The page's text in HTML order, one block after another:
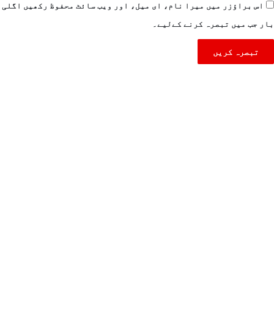
اس براؤزر میں میرا نام، ای میل، اور ویب سائٹ محفوظ رکھیں اگلی
بار جب میں تبصرہ کرنے کےلیے۔